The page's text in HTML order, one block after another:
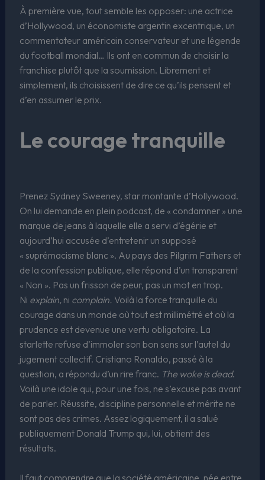
À première vue, tout semble les opposer: une actrice
d’Hollywood, un économiste argentin excentrique, un
commentateur américain conservateur et une légende
du football mondial… Ils ont en commun de choisir la
franchise plutôt que la soumission. Librement et
simplement, ils choisissent de dire ce qu’ils pensent et
d’en assumer le prix.
Le courage tranquille
Prenez Sydney Sweeney, star montante d’Hollywood.
On lui demande en plein podcast, de « condamner » une
marque de jeans à laquelle elle a servi d’égérie et
aujourd’hui accusée d’entretenir un supposé
« suprémacisme blanc ». Au pays des Pilgrim Fathers et
de la confession publique, elle répond d’un transparent
« Non ». Pas un frisson de peur, pas un mot en trop.
Ni explain, ni complain. Voilà la force tranquille du
courage dans un monde où tout est millimétré et où la
prudence est devenue une vertu obligatoire. La
starlette refuse d’immoler son bon sens sur l’autel du
jugement collectif. Cristiano Ronaldo, passé à la
question, a répondu d’un rire franc. The woke is dead.
Voilà une idole qui, pour une fois, ne s’excuse pas avant
de parler. Réussite, discipline personnelle et mérite ne
sont pas des crimes. Assez logiquement, il a salué
publiquement Donald Trump qui, lui, obtient des
résultats.